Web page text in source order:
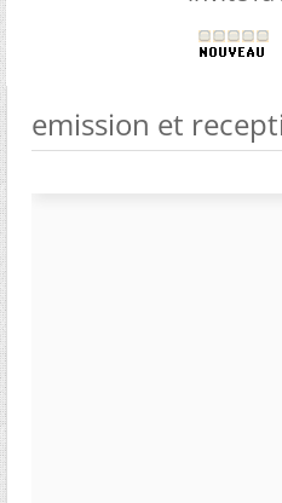
emission et